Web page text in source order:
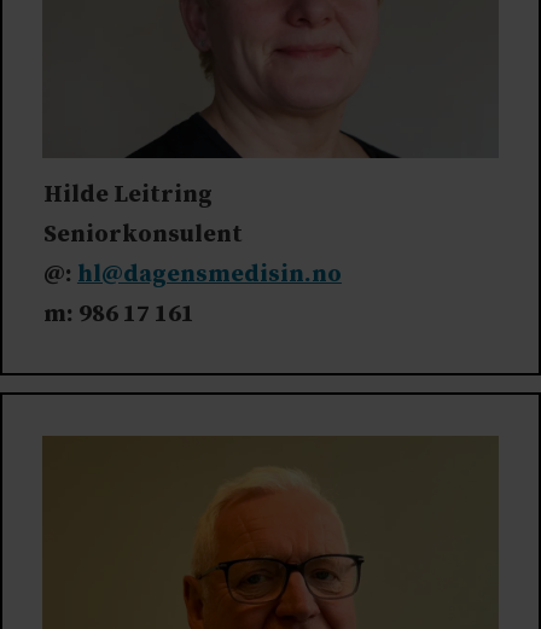
Hilde Leitring
Seniorkonsulent
@: hl@dagensmedisin.no
m: 986 17 161